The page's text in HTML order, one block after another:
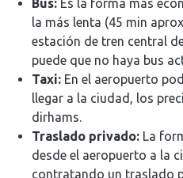
Bus: Es la forma más
la más lenta (45 min
estación de tren central
puede que no haya bus
Taxi: En el aeropuerto
llegar a la ciudad, los
dirhams.
Traslado privado: La
desde el aeropuerto a la
contratando un traslado